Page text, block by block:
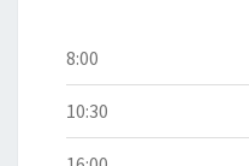
8:00
10:30